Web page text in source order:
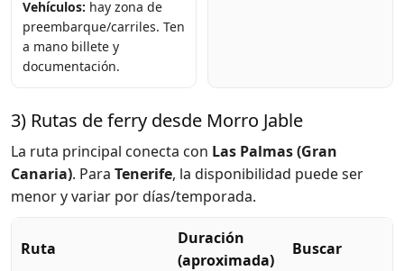
Vehículos: hay zona de
preembarque/carriles. Ten
a mano billete y
documentación.
3) Rutas de ferry desde Morro Jable
La ruta principal conecta con Las Palmas (Gran
Canaria). Para Tenerife, la disponibilidad puede ser
menor y variar por días/temporada.
Ruta
Duración
(aproximada)
Buscar